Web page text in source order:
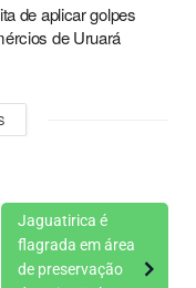
de aplicar golpes
de Uruará
Jaguatirica é
flagrada em área
de preservação